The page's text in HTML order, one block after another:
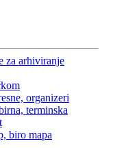
za arhiviranje
organizeri
terminska
biro mapa